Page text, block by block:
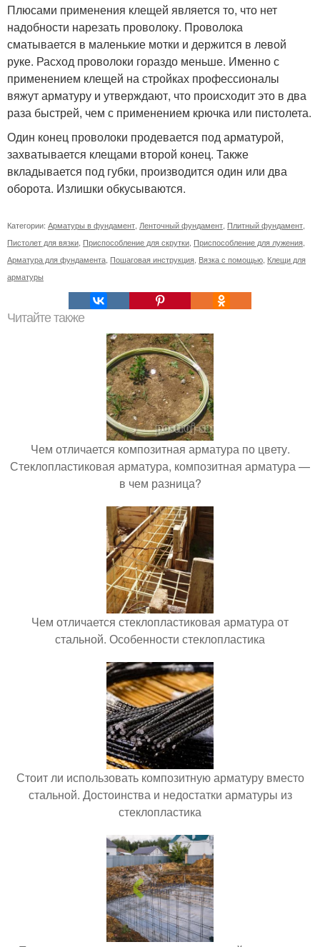
Плюсами применения клещей является то, что нет
надобности нарезать проволоку. Проволока
сматывается в маленькие мотки и держится в левой
руке. Расход проволоки гораздо меньше. Именно с
применением клещей на стройках профессионалы
вяжут арматуру и утверждают, что происходит это в два
раза быстрей, чем с применением крючка или пистолета.
Один конец проволоки продевается под арматурой,
захватывается клещами второй конец. Также
вкладывается под губки, производится один или два
оборота. Излишки обкусываются.
Категории: Арматуры в фундамент Ленточный фундамент Плитный фундамент
Пистолет для вязки Приспособление для скрутки Приспособление для лужения
Арматура для фундамента Пошаговая инструкция Вязка с помощью Клещи для
арматуры
Читайте также
Чем отличается композитная арматура по цвету.
Стеклопластиковая арматура, композитная арматура —
в чем разница?
Чем отличается стеклопластиковая арматура от
стальной. Особенности стеклопластика
Стоит ли использовать композитную арматуру вместо
стальной. Достоинства и недостатки арматуры из
стеклопластика